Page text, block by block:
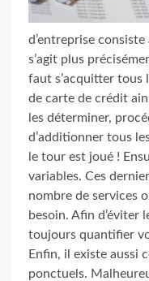
d’entreprise
s’agit plus
faut s’acquitter tous
de carte de crédit
les déterminer,
d’additionner tous
le tour est joué !
variables. Ces
nombre de services
besoin. Afin d’éviter
toujours quantifier
Enfin, il existe aussi
ponctuels.